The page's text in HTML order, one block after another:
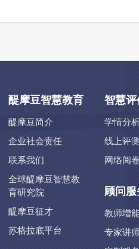
醍摩豆智慧教育
醍摩豆简介
企业社会责任
联系我们
全球醍摩豆智慧教
育研究院
醍摩豆征才
苏格拉底平台
智慧评
学情分
线上评测
网络阅卷
顾问服
教师增
专家讲